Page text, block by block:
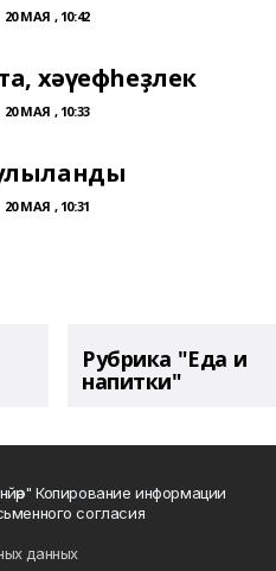
20 МАЯ , 10:42
хәүефһеҙлек
20 МАЯ , 10:33
20 МАЯ , 10:31
Рубрика "Еда и
напитки"
Копирование информации
согласия
данных